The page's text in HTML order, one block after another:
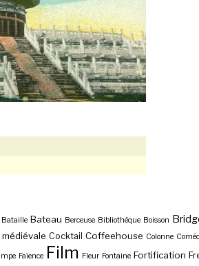
Bataille Bateau Berceuse Bibliothèque Boisson
médiévale Cocktail Coffeehouse Colonne
Faïence Film Fleur Fontaine Fortification